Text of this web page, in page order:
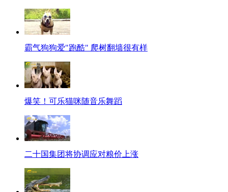
霸气狗狗爱"跑酷" 爬树翻墙很有样
爆笑！可乐猫咪随音乐舞蹈
二十国集团将协调应对粮价上涨